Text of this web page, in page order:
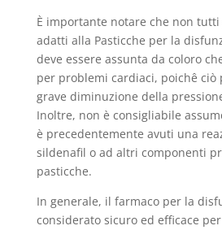
È importante notare che non
adatti alla Pasticche per la
deve essere assunta da coloro
per problemi cardiaci, poichê ciò
grave diminuzione della
Inoltre, non è consigliabile
è precedentemente avuti una
sildenafil o ad altri componenti
pasticche.
In generale, il farmaco per la
considerato sicuro ed efficace